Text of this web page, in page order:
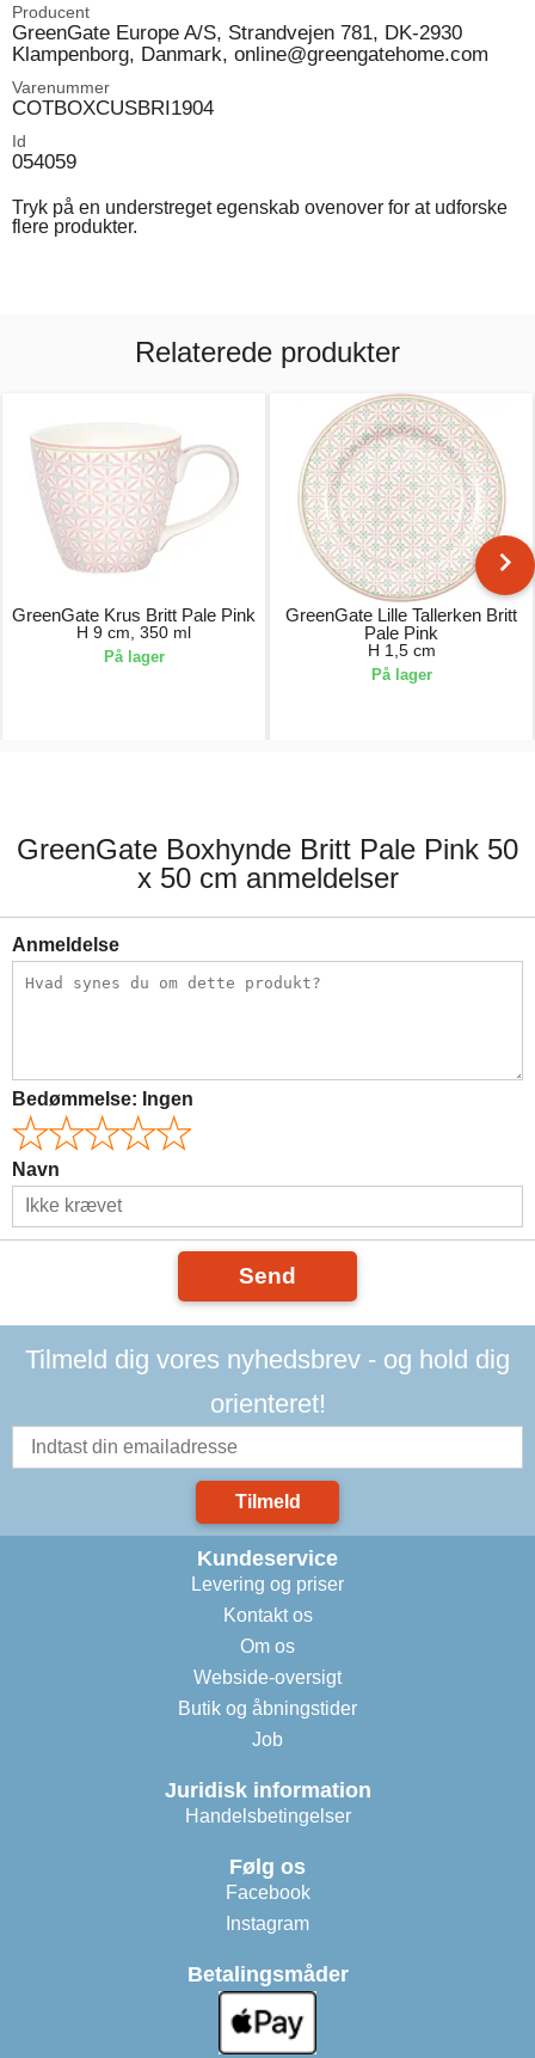
Producent
GreenGate Europe A/S, Strandvejen 781, DK-2930
Klampenborg, Danmark, online@greengatehome.com
Varenummer
COTBOXCUSBRI1904
Id
054059
Tryk på en understreget egenskab ovenover for at udforske
flere produkter.
Relaterede produkter
GreenGate Krus Britt Pale Pink
H 9 cm, 350 ml
På lager
GreenGate Lille Tallerken Britt
Pale Pink
H 1,5 cm
På lager
GreenGate Boxhynde Britt Pale Pink 50
x 50 cm anmeldelser
Anmeldelse
Bedømmelse: Ingen
Navn
Send
Tilmeld dig vores nyhedsbrev - og hold dig
orienteret!
Tilmeld
Kundeservice
Levering og priser
Kontakt os
Om os
Webside-oversigt
Butik og åbningstider
Job
Juridisk information
Handelsbetingelser
Følg os
Facebook
Instagram
Betalingsmåder